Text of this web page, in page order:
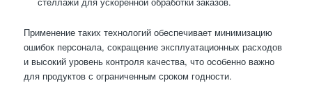
Применение таких технологий обеспечивает минимизацию
ошибок персонала, сокращение эксплуатационных расходов
и высокий уровень контроля качества, что особенно важно
для продуктов с ограниченным сроком годности.